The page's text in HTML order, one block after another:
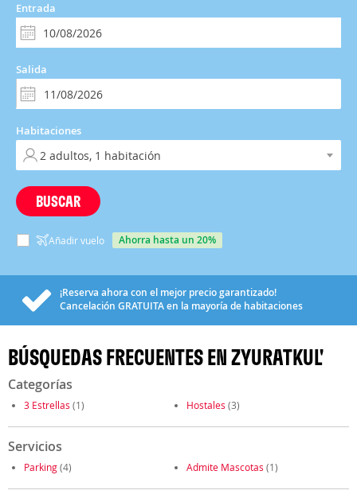
Entrada
Salida
Habitaciones
BUSCAR
Añadir vuelo ahorra hasta un 20%
¡Reserva ahora con el mejor precio garantizado!
Cancelación GRATUITAen la mayoría de habitaciones
BÚSQUEDAS FRECUENTES EN ZYURATKUL'
Categorías
3 Estrellas (1) Hostales (3)
Servicios
Parking(4) Admite Mascotas (1)